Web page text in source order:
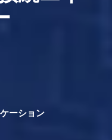
ーション